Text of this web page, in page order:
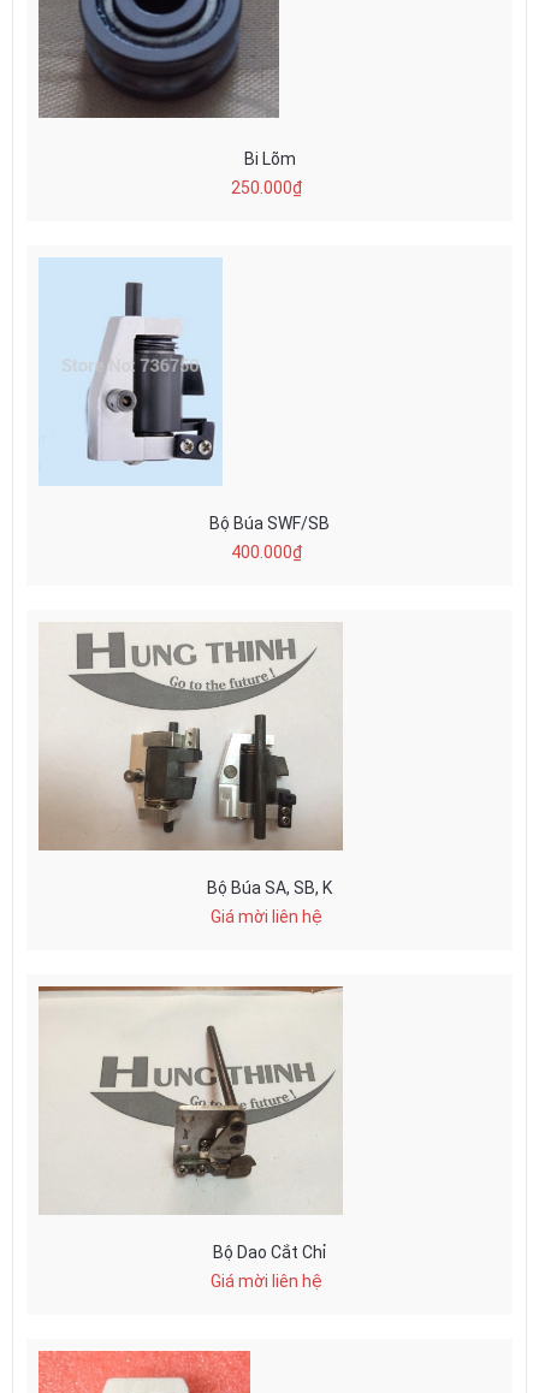
Bi Lõm
250.000₫
Bộ Búa SWF/SB
400.000₫
Bộ Búa SA, SB, K
Giá mời liên hệ
Bộ Dao Cắt Chỉ
Giá mời liên hệ